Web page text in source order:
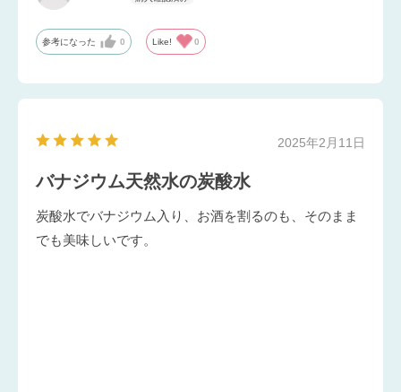
参考になった 0 Like! 0
2025年2月11日
バナジウム天然水の炭酸水
炭酸水でバナジウム入り、お酒を割るのも、そのまま
でも美味しいです。